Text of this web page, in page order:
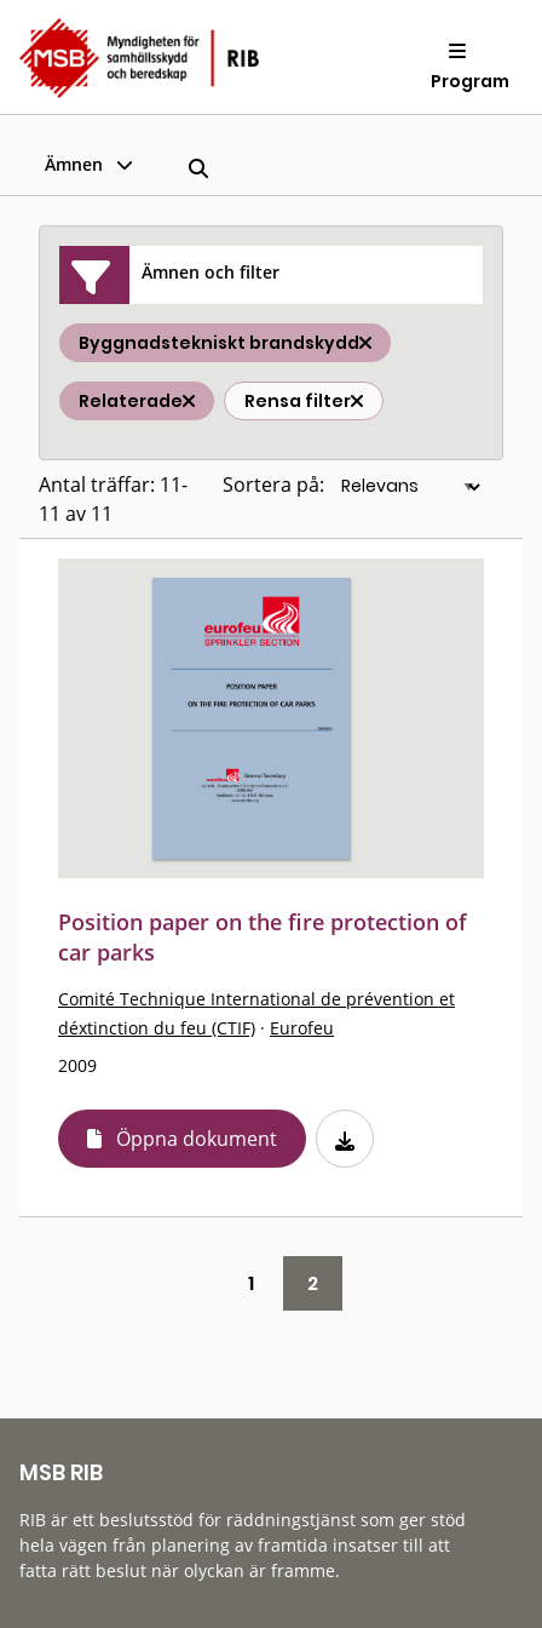
Program
Ämnen
Ämnen och filter
Byggnadstekniskt brandskydd
Relaterade Rensa filter
Antal träffar: 11-
11 av 11
Sortera på:
Position paper on the fire protection of
car parks
Comité Technique International de prévention et
déxtinction du feu (CTIF) · Eurofeu
2009
Öppna dokument
1 2
MSB RIB
RIB är ett beslutsstöd för räddningstjänst som ger stöd
hela vägen från planering av framtida insatser till att
fatta rätt beslut när olyckan är framme.